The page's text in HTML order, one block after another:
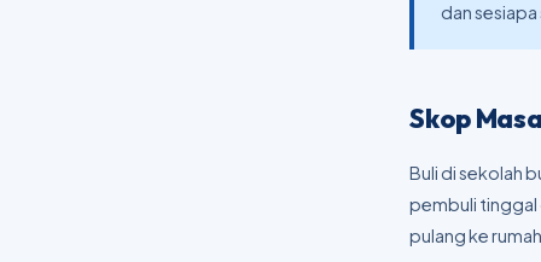
dan
Skop
Buli di sekolah
pembuli tinggal
pulang ke